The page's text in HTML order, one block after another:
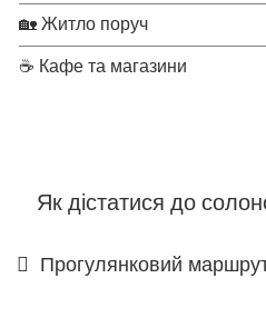
🏡 Житло поруч
☕ Кафе та магазини
Як дістатися до
Прогулянковий